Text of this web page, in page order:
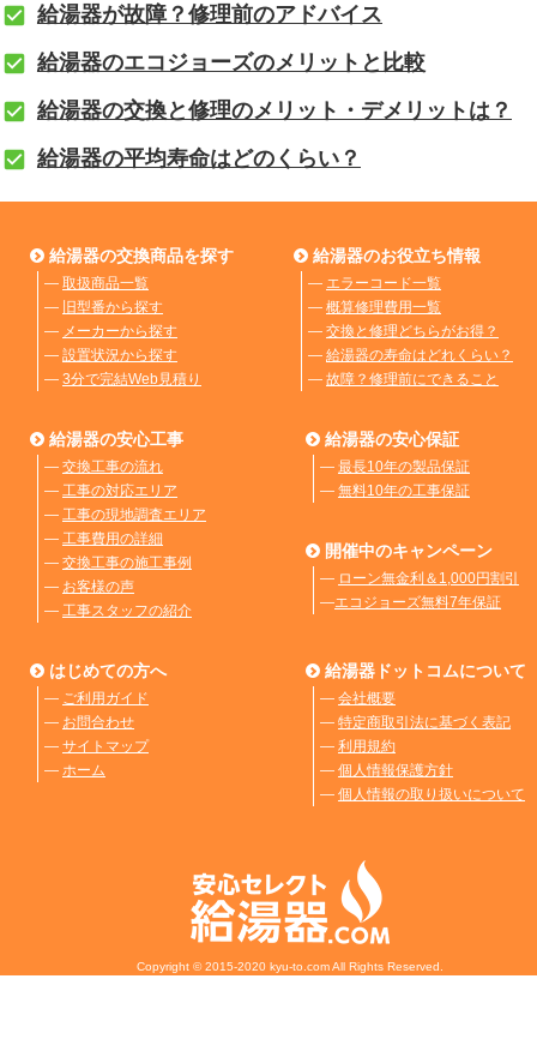
給湯器が故障？修理前のアドバイス
給湯器のエコジョーズのメリットと比較
給湯器の交換と修理のメリット・デメリットは？
給湯器の平均寿命はどのくらい？
給湯器の交換商品を探す
― 取扱商品一覧
― 旧型番から探す
― メーカーから探す
― 設置状況から探す
― 3分で完結Web見積り
給湯器のお役立ち情報
― エラーコード一覧
― 概算修理費用一覧
― 交換と修理どちらがお得？
― 給湯器の寿命はどれくらい？
― 故障？修理前にできること
給湯器の安心工事
― 交換工事の流れ
― 工事の対応エリア
― 工事の現地調査エリア
― 工事費用の詳細
― 交換工事の施工事例
― お客様の声
― 工事スタッフの紹介
給湯器の安心保証
― 最長10年の製品保証
― 無料10年の工事保証
開催中のキャンペーン
― ローン無金利＆1,000円割引
―エコジョーズ無料7年保証
はじめての方へ
― ご利用ガイド
― お問合わせ
― サイトマップ
― ホーム
給湯器ドットコムについて
― 会社概要
― 特定商取引法に基づく表記
― 利用規約
― 個人情報保護方針
― 個人情報の取り扱いについて
Copyright © 2015-2020 kyu-to.com All Rights Reserved.